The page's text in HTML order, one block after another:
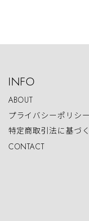
INFO
ABOUT
プライバシーポリシー
特定商取引法に基づ
CONTACT